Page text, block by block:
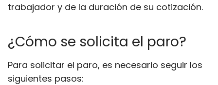
trabajador y de la duración de su cotización.
¿Cómo se solicita el paro?
Para solicitar el paro, es necesario seguir los
siguientes pasos: